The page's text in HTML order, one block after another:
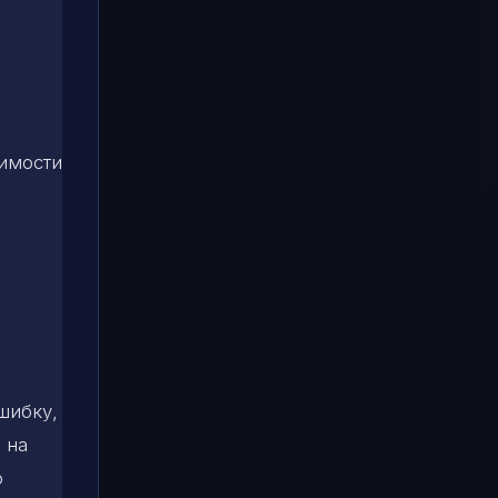
на